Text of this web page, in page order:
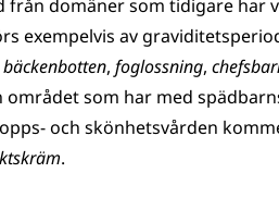
från domäner som tidigare
exempelvis av
bäckenbotten, foglossning,
området som har med
och skönhetsvården
.